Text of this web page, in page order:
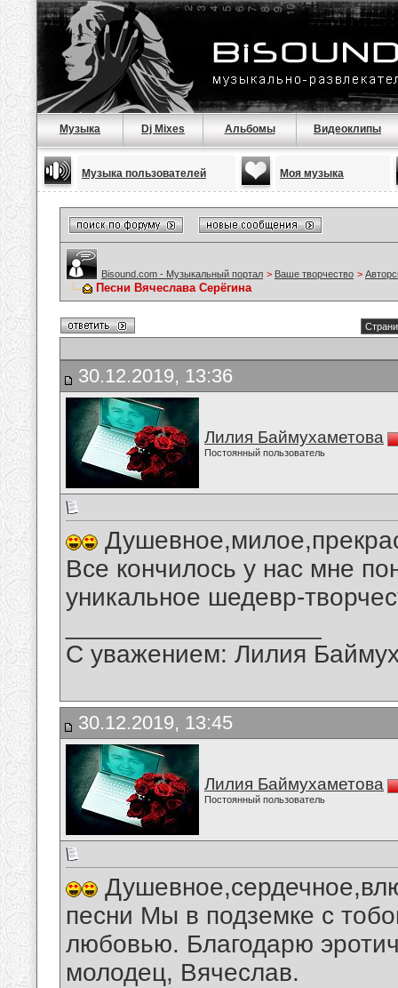
Музыка Dj Mixes Альбомы Видеоклипы
Музыка пользователей Моя музыка
Bisound.com - Музыкальный портал > Ваше творчество >
Песни Вячеслава Серёгина
30.12.2019, 13:36
Лилия Баймухаметова
Постоянный пользователь
Все кончилось у нас мне
уникальное шедевр-
С уважением: Лилия
30.12.2019, 13:45
Лилия Баймухаметова
Постоянный пользователь
песни Мы в подземке с
любовью. Благодарю
молодец, Вячеслав.